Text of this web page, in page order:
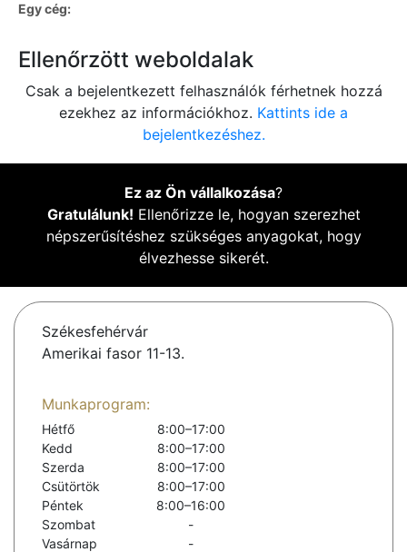
Egy cég:
Ellenőrzött weboldalak
Csak a bejelentkezett felhasználók férhetnek hozzá
ezekhez az információkhoz. Kattints ide a
bejelentkezéshez.
Ez az Ön vállalkozása?
Gratulálunk! Ellenőrizze le, hogyan szerezhet
népszerűsítéshez szükséges anyagokat, hogy
élvezhesse sikerét.
Székesfehérvár
Amerikai fasor 11-13.
Munkaprogram:
Hétfő
8:00–17:00
Kedd
8:00–17:00
Szerda
8:00–17:00
Csütörtök
8:00–17:00
Péntek
8:00–16:00
Szombat
-
Vasárnap
-